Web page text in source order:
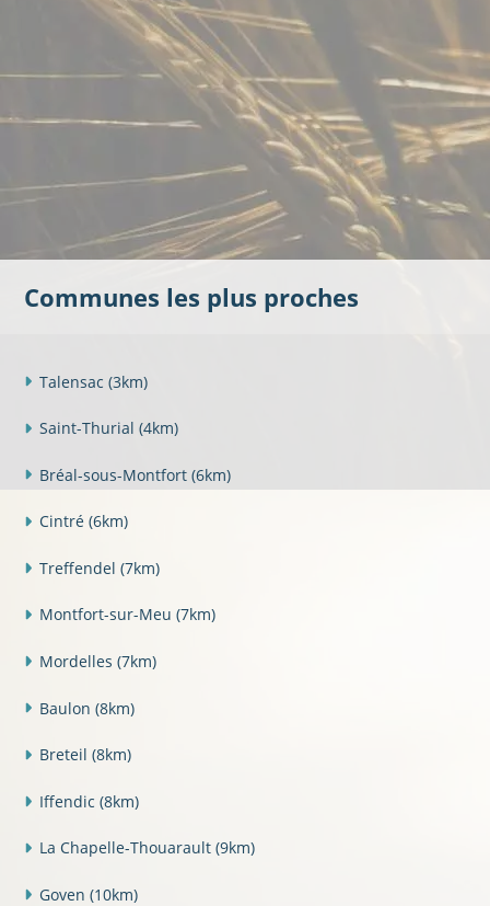
Communes les plus proches
Talensac (3km)
Saint-Thurial (4km)
Bréal-sous-Montfort (6km)
Cintré (6km)
Treffendel (7km)
Montfort-sur-Meu (7km)
Mordelles (7km)
Baulon (8km)
Breteil (8km)
Iffendic (8km)
La Chapelle-Thouarault (9km)
Goven (10km)